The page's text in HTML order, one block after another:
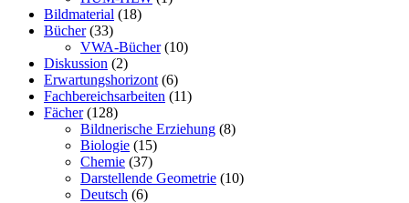
Bildmaterial (18)
Bücher(33)
VWA-Bücher(10)
Diskussion (2)
Erwartungshorizont (6)
Fachbereichsarbeiten (11)
Fächer(128)
Bildnerische Erziehung (8)
Biologie (15)
Chemie (37)
Darstellende Geometrie (10)
Deutsch (6)